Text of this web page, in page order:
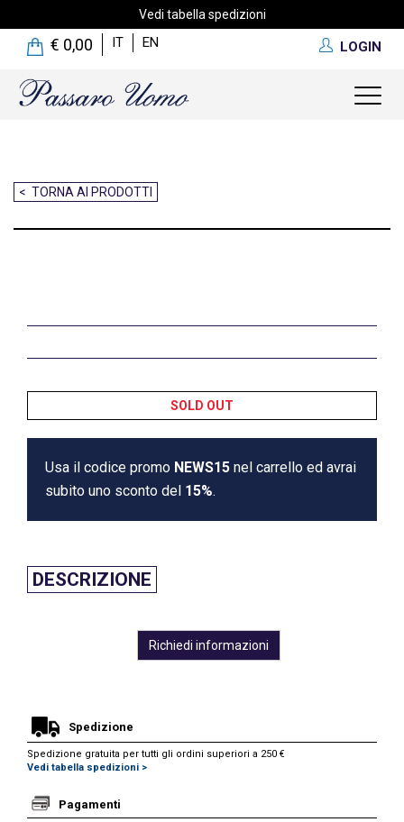
Vedi tabella spedizioni
€ 0,00 IT EN LOGIN
< TORNA AI PRODOTTI
SOLD OUT
Usa il codice promo NEWS15 nel carrello ed avrai
subito uno sconto del 15%.
DESCRIZIONE
Richiedi informazioni
Spedizione
Spedizione gratuita per tutti gli ordini superiori a 250 €
Vedi tabella spedizioni >
Pagamenti